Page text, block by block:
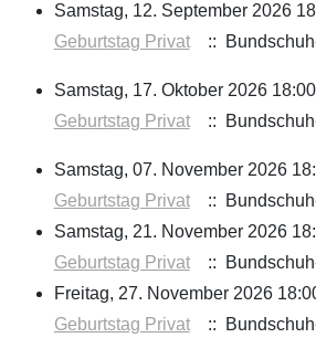
Samstag, 12. September 2026
Geburtstag Privat
::
Samstag, 17. Oktober 2026 18:00
Geburtstag Privat
::
Samstag, 07. November 2026
Geburtstag Privat
::
Samstag, 21. November 2026
Geburtstag Privat
::
Freitag, 27. November 2026
Geburtstag Privat
::